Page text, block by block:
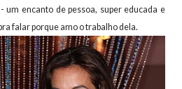
um encanto de pessoa, super educada e
falar porque amo o trabalho dela.